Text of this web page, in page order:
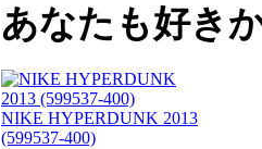
あなたも好き
NIKE HYPERDUNK 2013
(599537-400)